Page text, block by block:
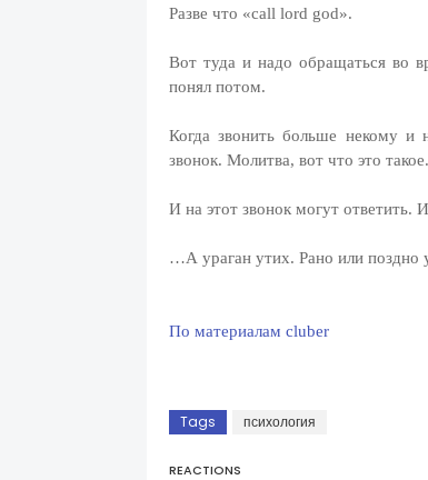
Разве что «call lord god».
Вот туда и надо обращаться во
понял потом.
Когда звонить больше некому и
звонок. Молитва, вот что это такое.
И на этот звонок могут ответить.
…А ураган утих. Рано или поздно
По материалам cluber
Tags психология
REACTIONS